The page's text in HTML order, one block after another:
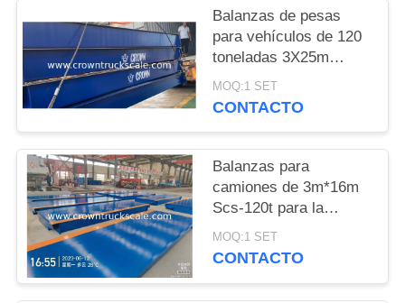
MAPA
DEL
SITIO
PRIVACY
POLICY
Balanzas de pesas
para vehículos de 120
toneladas 3X25m
Balanza de pesas para
camiones
MOQ:1 SET
CONTACTO
Balanzas para
camiones de 3m*16m
Scs-120t para la
pesaje de vehículos
MOQ:1 SET
CONTACTO